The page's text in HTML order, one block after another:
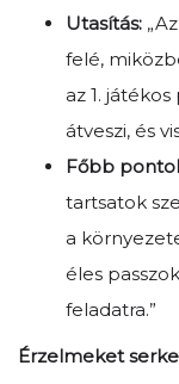
Utasítás:
felé,
az 1.
átveszi, és
Főbb
tartsatok
a
éles
feladatra.”
Érzelmeket